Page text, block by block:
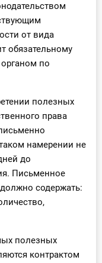
от вида
обязательному
по
полезных
права
намерении не
до
Письменное
содержать:
полезных
контрактом